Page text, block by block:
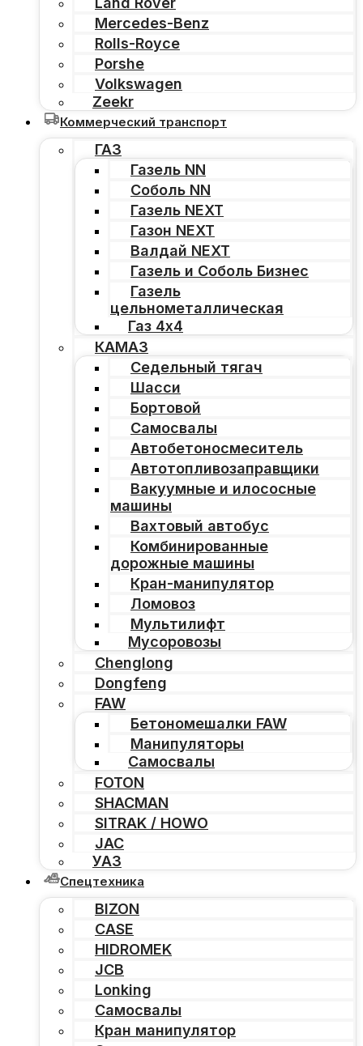
Mercedes-Benz
Rolls-Royce
Porshe
Volkswagen
Zeekr
Коммерческий транспорт
ГАЗ
Газель NN
Соболь NN
Газель NEXT
Газон NEXT
Валдай NEXT
Газель и Соболь Бизнес
Газель
цельнометаллическая
Газ 4х4
КАМАЗ
Седельный тягач
Шасси
Бортовой
Самосвалы
Автобетоносмеситель
Автотопливозаправщики
Вакуумные и илососные
машины
Вахтовый автобус
Комбинированные
дорожные машины
Кран-манипулятор
Ломовоз
Мультилифт
Мусоровозы
Chenglong
Dongfeng
FAW
Бетономешалки FAW
Манипуляторы
Самосвалы
FOTON
SHACMAN
SITRAK / HOWO
JAC
УАЗ
Спецтехника
BIZON
CASE
HIDROMEK
JCB
Lonking
Самосвалы
Кран манипулятор